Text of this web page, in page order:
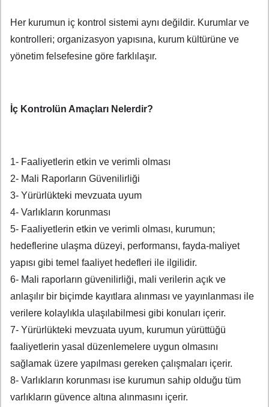
Her kurumun iç kontrol sistemi aynı değildir. Kurumlar ve
kontrolleri; organizasyon yapısına, kurum kültürüne ve
yönetim felsefesine göre farklılaşır.
İç Kontrolün Amaçları Nelerdir?
1- Faaliyetlerin etkin ve verimli olması
2- Mali Raporların Güvenilirliği
3- Yürürlükteki mevzuata uyum
4- Varlıkların korunması
5- Faaliyetlerin etkin ve verimli olması, kurumun;
hedeflerine ulaşma düzeyi, performansı, fayda-maliyet
yapısı gibi temel faaliyet hedefleri ile ilgilidir.
6- Mali raporların güvenilirliği, mali verilerin açık ve
anlaşılır bir biçimde kayıtlara alınması ve yayınlanması ile
verilere kolaylıkla ulaşılabilmesi gibi konuları içerir.
7- Yürürlükteki mevzuata uyum, kurumun yürüttüğü
faaliyetlerin yasal düzenlemelere uygun olmasını
sağlamak üzere yapılması gereken çalışmaları içerir.
8- Varlıkların korunması ise kurumun sahip olduğu tüm
varlıkların güvence altına alınmasını içerir.